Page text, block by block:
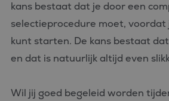
kans bestaat dat je door een
selectieprocedure moet,
kunt starten. De kans bestaat
en dat is natuurlijk altijd even
Wil jij goed begeleid worden